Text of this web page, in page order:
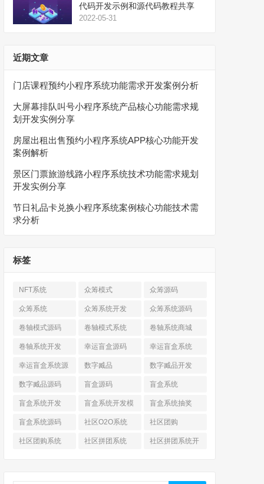
代码开发示例和源代码教程共享
2022-05-31
近期文章
门店课程预约小程序系统功能需求开发案例分析
大屏幕排队叫号小程序系统产品核心功能需求规
划开发实例分享
房屋出租出售预约小程序系统APP核心功能开发
案例解析
景区门票旅游线路小程序系统技术功能需求规划
开发实例分享
节日礼品卡兑换小程序系统案例核心功能技术需
求分析
标签
NFT系统 众筹模式 众筹源码
众筹系统 众筹系统开发 众筹系统源码
卷轴模式源码 卷轴模式系统 卷轴系统商城
卷轴系统开发 幸运盲盒源码 幸运盲盒系统
幸运盲盒系统源
码
数字臧品 数字臧品开发
数字臧品源码 盲盒源码 盲盒系统
盲盒系统开发
盲盒系统开发模
式
盲盒系统抽奖
盲盒系统源码 社区O2O系统 社区团购
社区团购系统 社区拼团系统
社区拼团系统开